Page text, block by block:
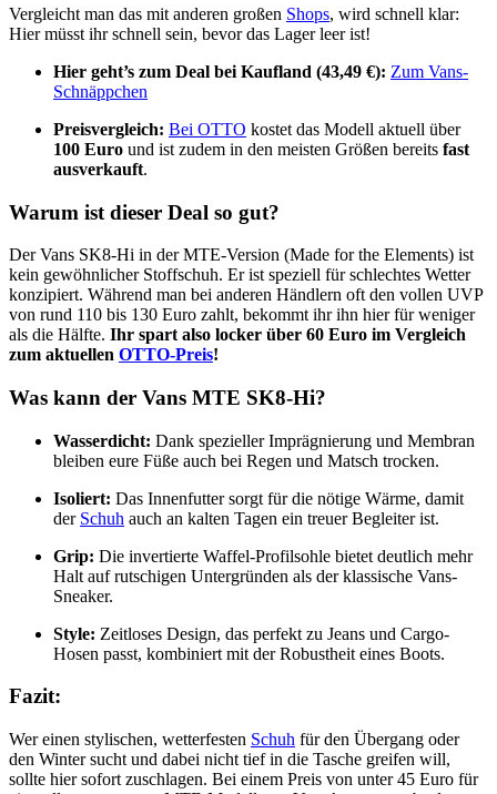
Vergleicht man das mit anderen großen Shops, wird schnell klar:
Hier müsst ihr schnell sein, bevor das Lager leer ist!
Hier geht’s zum Deal bei Kaufland (43,49 €): Zum Vans-
Schnäppchen
Preisvergleich: Bei OTTO kostet das Modell aktuell über
100 Euro und ist zudem in den meisten Größen bereits fast
ausverkauft.
Warum ist dieser Deal so gut?
Der Vans SK8-Hi in der MTE-Version (Made for the Elements) ist
kein gewöhnlicher Stoffschuh. Er ist speziell für schlechtes Wetter
konzipiert. Während man bei anderen Händlern oft den vollen UVP
von rund 110 bis 130 Euro zahlt, bekommt ihr ihn hier für weniger
als die Hälfte. Ihr spart also locker über 60 Euro im Vergleich
zum aktuellen OTTO-Preis!
Was kann der Vans MTE SK8-Hi?
Wasserdicht: Dank spezieller Imprägnierung und Membran
bleiben eure Füße auch bei Regen und Matsch trocken.
Isoliert: Das Innenfutter sorgt für die nötige Wärme, damit
der Schuh auch an kalten Tagen ein treuer Begleiter ist.
Grip: Die invertierte Waffel-Profilsohle bietet deutlich mehr
Halt auf rutschigen Untergründen als der klassische Vans-
Sneaker.
Style: Zeitloses Design, das perfekt zu Jeans und Cargo-
Hosen passt, kombiniert mit der Robustheit eines Boots.
Fazit:
Wer einen stylischen, wetterfesten Schuh für den Übergang oder
den Winter sucht und dabei nicht tief in die Tasche greifen will,
sollte hier sofort zuschlagen. Bei einem Preis von unter 45 Euro für